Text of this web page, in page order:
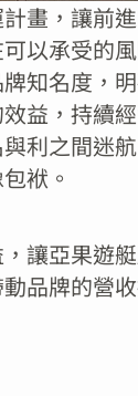
畫，讓前
以承受的
知名度，
益，持續
利之間迷
袱。
讓亞果遊
品牌的營